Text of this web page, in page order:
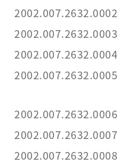
2002.007.2632.0002
2002.007.2632.0003
2002.007.2632.0004
2002.007.2632.0005
2002.007.2632.0006
2002.007.2632.0007
2002.007.2632.0008